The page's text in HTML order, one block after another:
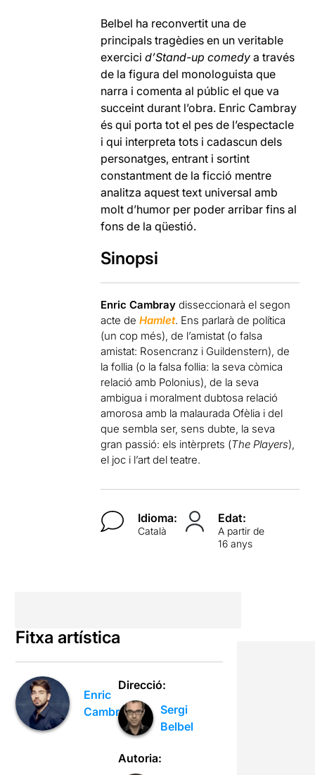
Belbel ha reconvertit una de
principals tragèdies en un veritable
exercicid’Stand-up comedy a través
de la figura del monologuista que
narra i comenta al públic el que va
succeint durant l’obra. Enric Cambray
és qui porta tot el pes de l’espectacle
i qui interpreta tots i cadascun dels
personatges, entrant i sortint
constantment de la ficció mentre
analitza aquest text universal amb
molt d’humor per poder arribar fins al
fons de la qüestió.
Sinopsi
Enric Cambray disseccionarà el segon
acte deHamlet. Ens parlarà de política
(un cop més), de l’amistat (o falsa
amistat: Rosencranz i Guildenstern), de
la follia (o la falsa follia: la seva còmica
relació amb Polonius), de la seva
ambigua i moralment dubtosa relació
amorosa amb la malaurada Ofèlia i del
que sembla ser, sens dubte, la seva
gran passió: els intèrprets (The Players),
el joc i l’art del teatre.
Idioma:
Català
Edat:
A partir de
16 anys
Fitxa artística
Enric
Cambray
Direcció:
Sergi
Belbel
Autoria: